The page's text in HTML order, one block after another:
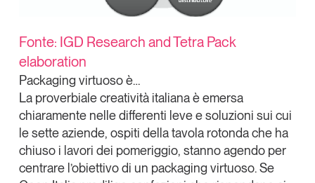
Fonte: IGD Research and Tetra Pack
elaboration
Packaging virtuoso è…
La proverbiale creatività italiana è emersa
chiaramente nelle differenti leve e soluzioni sui cui
le sette aziende, ospiti della tavola rotonda che ha
chiuso i lavori dei pomeriggio, stanno agendo per
centrare l’obiettivo di un packaging virtuoso. Se